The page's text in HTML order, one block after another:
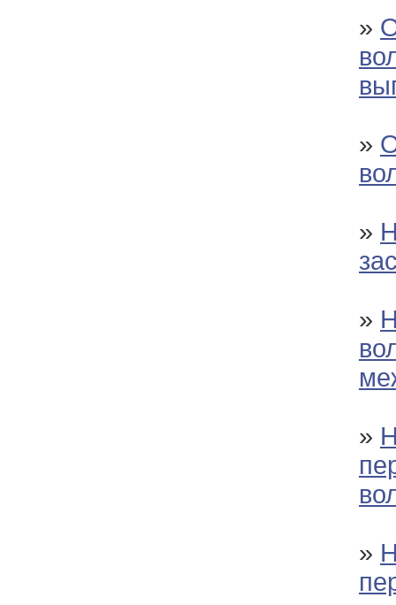
»
»
»
»
»
»